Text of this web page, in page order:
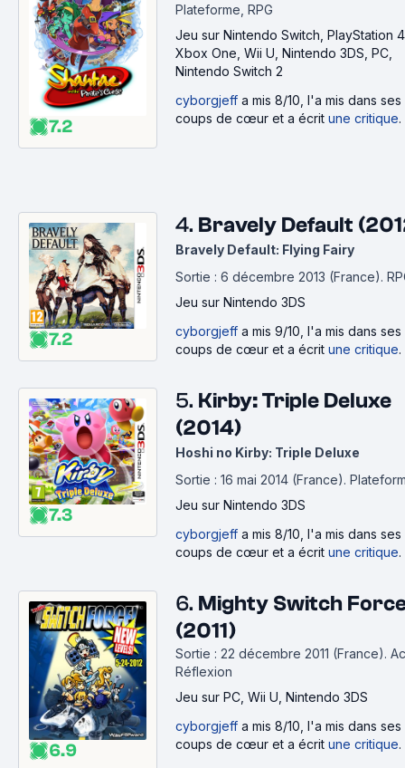
7.2
Plateforme, RPG
Jeu sur Nintendo Switch, PlayStation
Xbox One, Wii U, Nintendo 3DS, PC,
Nintendo Switch 2
cyborgjeff a mis 8/10, l'a mis dans ses
coups de cœur et a écrit une critique.
7.2
4. Bravely Default
Bravely Default: Flying Fairy
Sortie : 6 décembre 2013 (France).
Jeu sur Nintendo 3DS
cyborgjeff a mis 9/10, l'a mis dans ses
coups de cœur et a écrit une critique.
7.3
5. Kirby: Triple Deluxe
(2014)
Hoshi no Kirby: Triple Deluxe
Sortie : 16 mai 2014 (France).
Jeu sur Nintendo 3DS
cyborgjeff a mis 8/10, l'a mis dans ses
coups de cœur et a écrit une critique.
6.9
6. Mighty Switch
(2011)
Sortie : 22 décembre 2011 (France).
Réflexion
Jeu sur PC, Wii U, Nintendo 3DS
cyborgjeff a mis 8/10, l'a mis dans ses
coups de cœur et a écrit une critique.